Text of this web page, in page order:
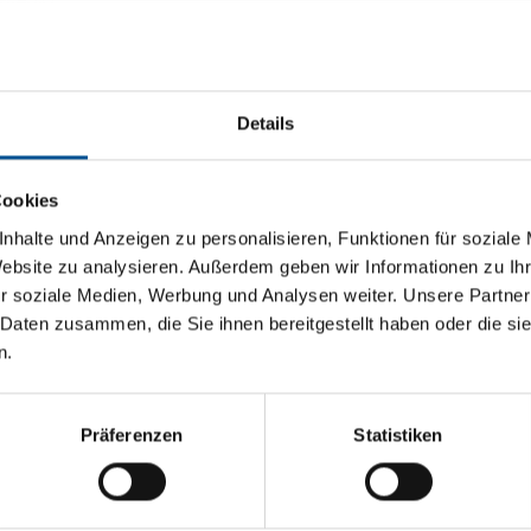
Details
und Anzeigen zu personalisieren, Funktionen für soziale
zu analysieren. Außerdem geben wir Informationen zu
soziale Medien, Werbung und Analysen weiter. Unsere
zusammen, die Sie ihnen bereitgestellt haben oder die
Präferenzen Statistiken
su producción
y segura
eficaz. Esto puede llevar a modificaciones en los
reducir los costes de producción. O también conseguir
Le acompañamos en sus proyectos y nos
libre de aguas residuales, analizamos los efectos de las
que garanticen también el uso seguro y eficaz de su
muchas adaptaciones con poco esfuerzo.
los tiempos de inactividad